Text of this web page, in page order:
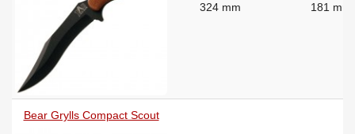
324 mm 181 mm
Bear Grylls Compact Scout